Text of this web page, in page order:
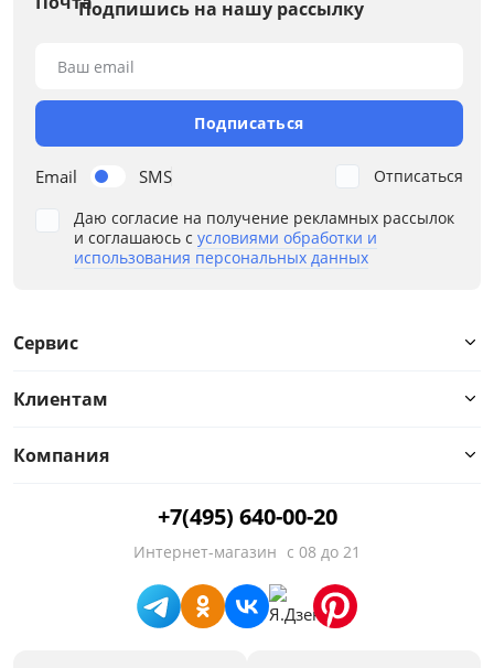
Глубина, см
от
Высота, см
до
Подпишись на нашу рассылку
Email SMS
Ваш email
Подписаться
Даю согласие на получение рекламных рассылок
и соглашаюсь с условиями обработки и
использования персональных данных
Отписаться
Сервис
Клиентам
Компания
+7(495) 640-00-20
Интернет-магазин с 08 до 21